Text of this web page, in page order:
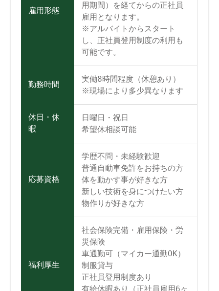
雇用形態
用期間）を経てからの正社員
雇用となります。
※アルバイトからスタート
し、正社員登用制度の利用も
可能です。
勤務時間
実働8時間程度（休憩あり）
※現場により多少異なります
休日・休
暇
日曜日・祝日
希望休相談可能
応募資格
学歴不問・未経験歓迎
普通自動車免許をお持ちの方
体を動かす事が好きな方
新しい技術を身につけたい方
物作りが好きな方
福利厚生
社会保険完備・雇用保険・労
災保険
車通勤可（マイカー通勤OK）
制服貸与
正社員登用制度あり
有給休暇あり（正社員雇用6ヶ